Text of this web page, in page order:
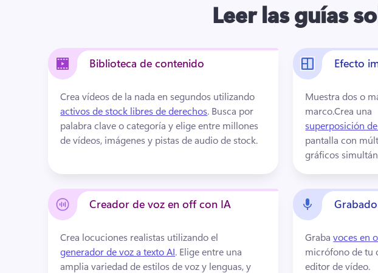
Leer las guías
Biblioteca de contenido
Crea vídeos de la nada en segundos utilizando
activos de stock libres de derechos. Busca por
palabra clave o categoría y elige entre millones
de vídeos, imágenes y pistas de audio de stock.
Efecto
Muestra dos o
marco.Crea una
superposición
pantalla con
gráficos
Creador de voz en off con IA
Crea locuciones realistas utilizando el
generador de voz a texto AI. Elige entre una
amplia variedad de estilos de voz y lenguas, y
Graba voces en
micrófono de tu
editor de vídeo.